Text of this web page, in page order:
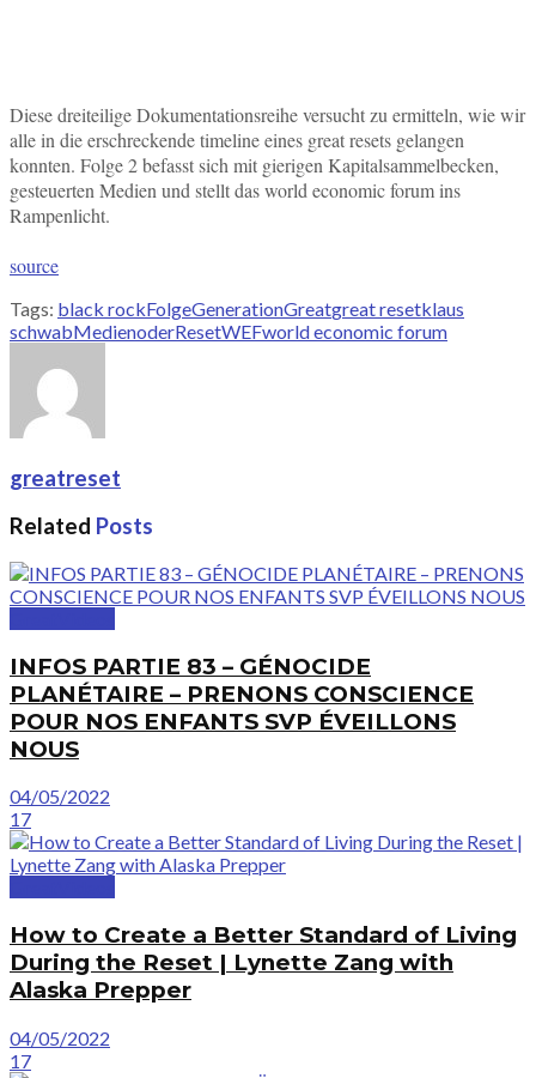
Diese dreiteilige Dokumentationsreihe versucht zu ermitteln, wie wir
alle in die erschreckende timeline eines great resets gelangen
konnten. Folge 2 befasst sich mit gierigen Kapitalsammelbecken,
gesteuerten Medien und stellt das world economic forum ins
Rampenlicht.
source
Tags: black rockFolgeGenerationGreatgreat resetklaus
schwabMedienoderResetWEFworld economic forum
greatreset
Related Posts
INFOS PARTIE 83 – GÉNOCIDE
PLANÉTAIRE – PRENONS CONSCIENCE
POUR NOS ENFANTS SVP ÉVEILLONS
NOUS
04/05/2022
17
How to Create a Better Standard of Living
During the Reset | Lynette Zang with
Alaska Prepper
04/05/2022
17